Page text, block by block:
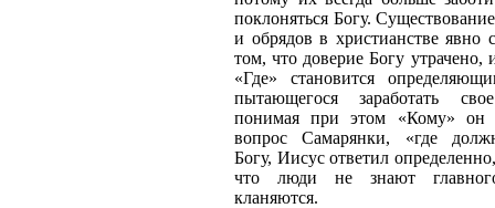
поклоняться Богу.
и обрядов в христианстве явно
том, что доверие Богу
«Где» становится
пытающегося заработать
понимая при этом «Кому» он
вопрос Самарянки, «где
Богу, Иисус ответил
что люди не знают
кланяются.